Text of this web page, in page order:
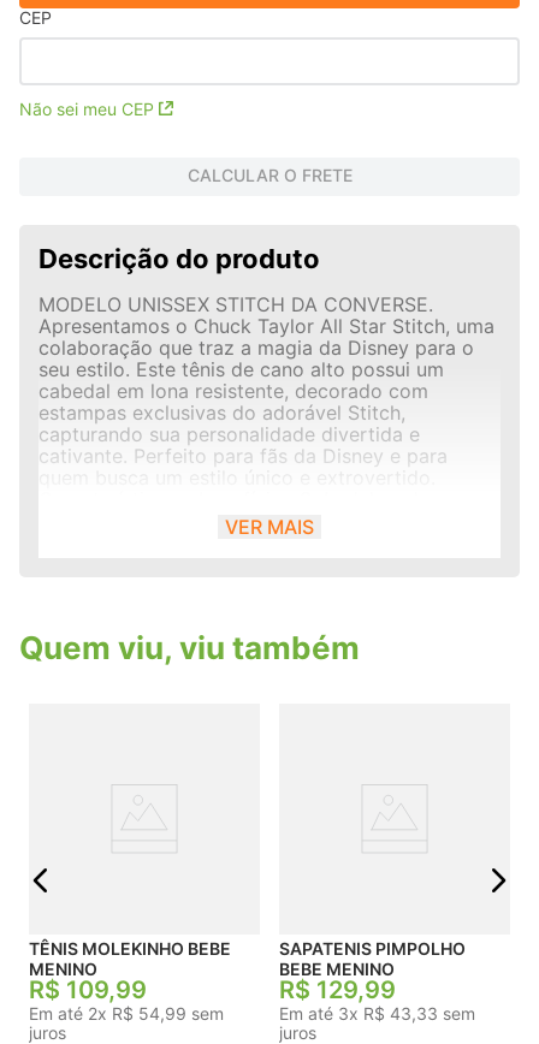
CEP
Não sei meu CEP
CALCULAR O FRETE
Descrição do produto
MODELO UNISSEX STITCH DA CONVERSE.
Apresentamos o Chuck Taylor All Star Stitch, uma
colaboração que traz a magia da Disney para o
seu estilo. Este tênis de cano alto possui um
cabedal em lona resistente, decorado com
estampas exclusivas do adorável Stitch,
capturando sua personalidade divertida e
cativante. Perfeito para fãs da Disney e para
quem busca um estilo único e extrovertido.
Lingueta colorida. Estampa na lateral externa.
Ilhoses tradicionais. Logo Stitch na palmilha.
VER MAIS
Quem viu, viu também
TÊNIS MOLEKINHO BEBE
MENINO
R$ 109,99
Em até 2x R$ 54,99 sem
juros
SAPATENIS PIMPOLHO
BEBE MENINO
R$ 129,99
Em até 3x R$ 43,33 sem
juros